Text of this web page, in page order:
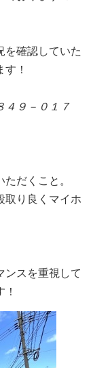
を確認していた
す！
４９－０１７
ただくこと。
取り良くマイホ
ンスを重視して